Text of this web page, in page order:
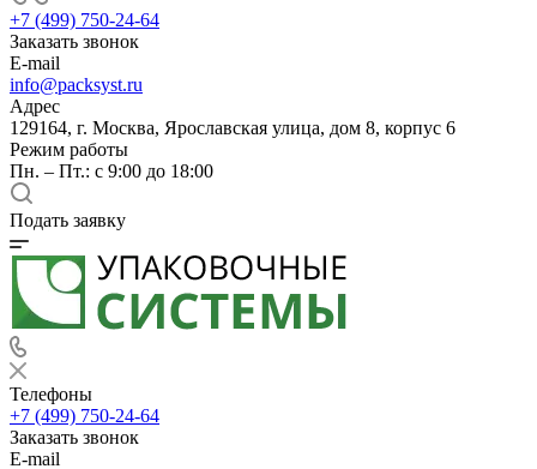
+7 (499) 750-24-64
Заказать звонок
E-mail
info@packsyst.ru
Адрес
129164, г. Москва, Ярославская улица, дом 8, корпус 6
Режим работы
Пн. – Пт.: с 9:00 до 18:00
Подать заявку
Телефоны
+7 (499) 750-24-64
Заказать звонок
E-mail